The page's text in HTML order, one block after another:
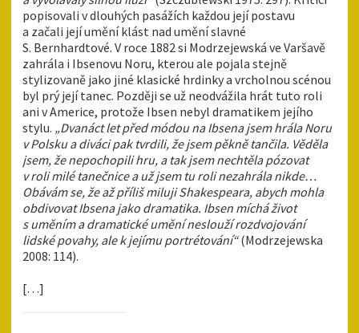
popisovali v dlouhých pasážích každou její postavu
a začali její umění klást nad umění slavné
S. Bernhardtové. V roce 1882 si Modrzejewská ve Varšavě
zahrála i Ibsenovu Noru, kterou ale pojala stejně
stylizovaně jako jiné klasické hrdinky a vrcholnou scénou
byl prý její tanec. Později se už neodvážila hrát tuto roli
ani v Americe, protože Ibsen nebyl dramatikem jejího
stylu. „Dvanáct let před módou na Ibsena jsem hrála Noru
v Polsku a diváci pak tvrdili, že jsem pěkně tančila. Věděla
jsem, že nepochopili hru, a tak jsem nechtěla pózovat
v roli milé tanečnice a už jsem tu roli nezahrála nikde…
Obávám se, že až příliš miluji Shakespeara, abych mohla
obdivovat Ibsena jako dramatika. Ibsen míchá život
s uměním a dramatické umění neslouží rozdvojování
lidské povahy, ale k jejímu portrétování“(Modrzejewska
2008: 114).
[…]